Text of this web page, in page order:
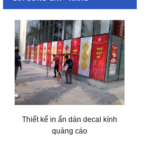
Thiết kế in ấn dán decal kính
quảng cáo